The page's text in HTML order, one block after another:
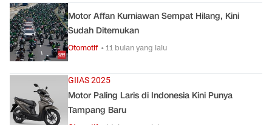
Motor Affan Kurniawan Sempat Hilang, Kini
Sudah Ditemukan
Otomotif • 11 bulan yang lalu
GIIAS 2025
Motor Paling Laris di Indonesia Kini Punya
Tampang Baru